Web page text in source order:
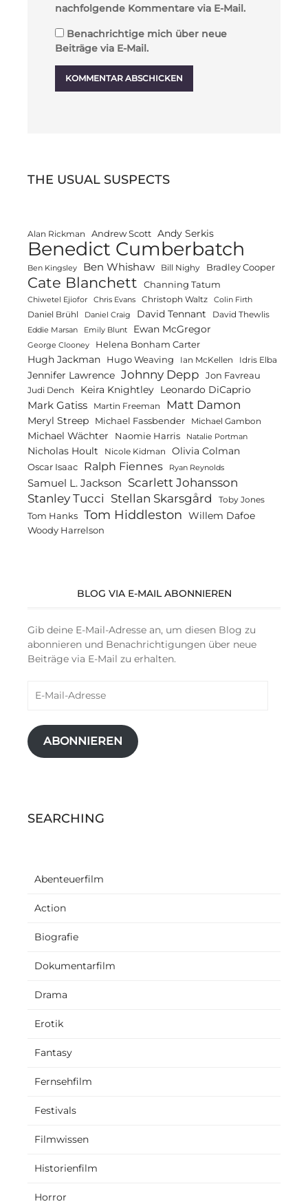
nachfolgende Kommentare via E-Mail.
Benachrichtige mich über neue
Beiträge via E-Mail.
THE USUAL SUSPECTS
Alan Rickman Andrew Scott Andy Serkis
Benedict Cumberbatch
Ben Kingsley Ben Whishaw Bill Nighy Bradley Cooper
Cate Blanchett Channing Tatum
Chiwetel Ejiofor Chris Evans Christoph Waltz Colin Firth
Daniel Brühl Daniel Craig David Tennant David Thewlis
Eddie Marsan Emily Blunt Ewan McGregor
George Clooney Helena Bonham Carter
Hugh Jackman Hugo Weaving Ian McKellen Idris Elba
Jennifer Lawrence Johnny Depp Jon Favreau
Judi Dench Keira Knightley Leonardo DiCaprio
Mark Gatiss Martin Freeman Matt Damon
Meryl Streep Michael Fassbender Michael Gambon
Michael Wächter Naomie Harris Natalie Portman
Nicholas Hoult Nicole Kidman Olivia Colman
Oscar Isaac Ralph Fiennes Ryan Reynolds
Samuel L. Jackson Scarlett Johansson
Stanley Tucci Stellan Skarsgård Toby Jones
Tom Hanks Tom Hiddleston Willem Dafoe
Woody Harrelson
BLOG VIA E-MAIL ABONNIEREN
Gib deine E-Mail-Adresse an, um diesen Blog zu
abonnieren und Benachrichtigungen über neue
Beiträge via E-Mail zu erhalten.
Mail-
ABONNIEREN
SEARCHING
Abenteuerfilm
Action
Biografie
Dokumentarfilm
Drama
Erotik
Fantasy
Fernsehfilm
Festivals
Filmwissen
Historienfilm
Horror